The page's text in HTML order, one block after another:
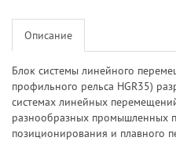
Описание
Блок системы линейного
профильного рельса HGR35)
системах линейных
разнообразных промышленных
позиционирования и плавного